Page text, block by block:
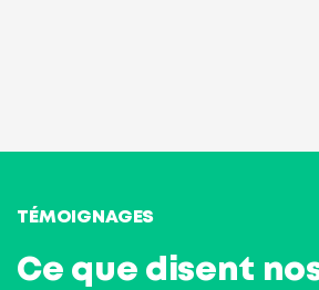
TÉMOIGNAGES
Ce que disent